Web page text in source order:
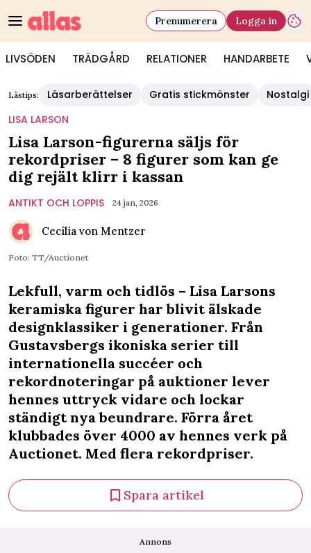
LIVSÖDEN TRÄDGÅRD RELATIONER HANDARBETE
Prenumerera Logga in
Lästips: Läsarberättelser Gratis stickmönster
Nostalgi
LISA LARSON
Lisa Larson-figurerna säljs för
rekordpriser – 8 figurer som kan ge
dig rejält klirr i kassan
ANTIKT OCH LOPPIS 24 jan, 2026
Cecilia von Mentzer
Foto: TT/Auctionet
Lekfull, varm och tidlös – Lisa Larsons
keramiska figurer har blivit älskade
designklassiker i generationer. Från
Gustavsbergs ikoniska serier till
internationella succéer och
rekordnoteringar på auktioner lever
hennes uttryck vidare och lockar
ständigt nya beundrare. Förra året
klubbades över 4000 av hennes verk på
Auctionet. Med flera rekordpriser.
Spara artikel
Annons